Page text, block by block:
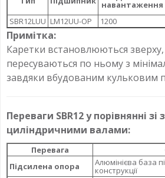
навантаження
SBR12LUU LM12UU-OP 1200
Примітка:
Каретки встановлюються
пересуваються по ньому з
завдяки вбудованим кульковим
Переваги SBR12 у порівнянні
циліндричними валами:
Перевага
Підсилена опора
Алюмінієва база
конструкції